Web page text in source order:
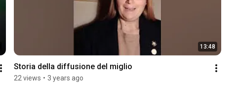
13:48
Storia della diffusione del miglio
22 views • 3 years ago